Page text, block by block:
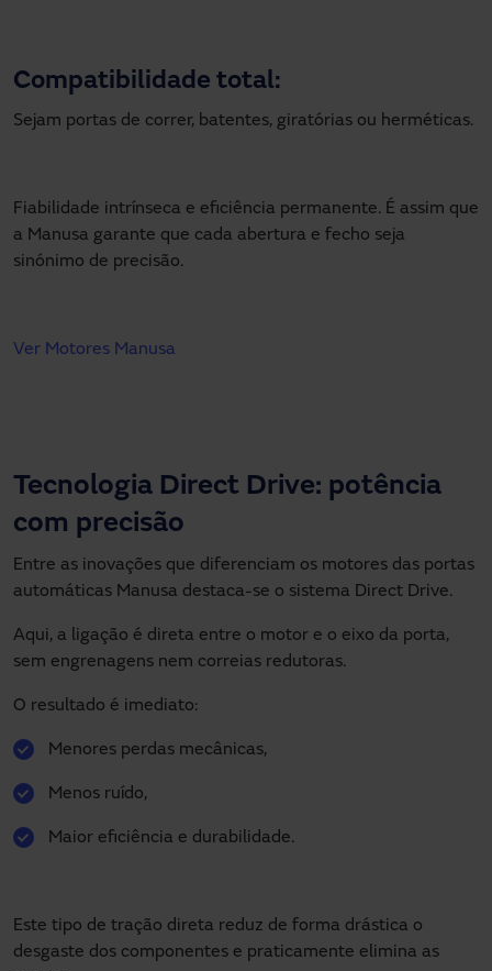
Compatibilidade total:
Sejam portas de correr, batentes, giratórias ou herméticas.
Fiabilidade intrínseca e eficiência permanente. É assim que
a Manusa garante que cada abertura e fecho seja
sinónimo de precisão.
Ver Motores Manusa
Tecnologia Direct Drive: potência
com precisão
Entre as inovações que diferenciam os motores das portas
automáticas Manusa destaca-se o sistema Direct Drive.
Aqui, a ligação é direta entre o motor e o eixo da porta,
sem engrenagens nem correias redutoras.
O resultado é imediato:
Menores perdas mecânicas,
Menos ruído,
Maior eficiência e durabilidade.
Este tipo de tração direta reduz de forma drástica o
desgaste dos componentes e praticamente elimina as